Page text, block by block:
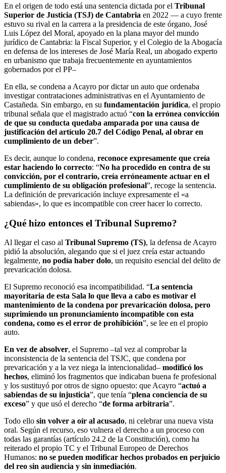
En el origen de todo está una sentencia dictada por el Tribunal
Superior de Justicia (TSJ) de Cantabria en 2022 — a cuyo frente
estuvo su rival en la carrera a la presidencia de este órgano, José
Luis López del Moral, apoyado en la plana mayor del mundo
jurídico de Cantabria: la Fiscal Superior, y el Colegio de la Abogacía
en defensa de los intereses de José María Real, un abogado experto
en urbanismo que trabaja frecuentemente en ayuntamientos
gobernados por el PP–
En ella, se condena a Acayro por dictar un auto que ordenaba
investigar contrataciones administrativas en el Ayuntamiento de
Castañeda. Sin embargo, en su fundamentación jurídica, el propio
tribunal señala que el magistrado actuó “con la errónea convicción
de que su conducta quedaba amparada por una causa de
justificación del artículo 20.7 del Código Penal, al obrar en
cumplimiento de un deber”.
Es decir, aunque lo condena, reconoce expresamente que creía
estar haciendo lo correcto: “No ha procedido en contra de su
convicción, por el contrario, creía erróneamente actuar en el
cumplimiento de su obligación profesional”, recoge la sentencia.
La definición de prevaricación incluye expresamente el «a
sabiendas», lo que es incompatible con creer hacer lo correcto.
¿Qué hizo entonces el Tribunal Supremo?
Al llegar el caso al Tribunal Supremo (TS), la defensa de Acayro
pidió la absolución, alegando que si el juez creía estar actuando
legalmente, no podía haber dolo, un requisito esencial del delito de
prevaricación dolosa.
El Supremo reconoció esa incompatibilidad. “La sentencia
mayoritaria de esta Sala lo que lleva a cabo es motivar el
mantenimiento de la condena por prevaricación dolosa, pero
suprimiendo un pronunciamiento incompatible con esta
condena, como es el error de prohibición”, se lee en el propio
auto.
En vez de absolver, el Supremo –tal vez al comprobar la
inconsistencia de la sentencia del TSJC, que condena por
prevaricación y a la vez niega la intencionalidad– modificó los
hechos, eliminó los fragmentos que indicaban buena fe profesional
y los sustituyó por otros de signo opuesto: que Acayro “actuó a
sabiendas de su injusticia”, que tenía “plena conciencia de su
exceso” y que usó el derecho “de forma arbitraria”.
Todo ello sin volver a oír al acusado, ni celebrar una nueva vista
oral. Según el recurso, eso vulnera el derecho a un proceso con
todas las garantías (artículo 24.2 de la Constitución), como ha
reiterado el propio TC y el Tribunal Europeo de Derechos
Humanos: no se pueden modificar hechos probados en perjuicio
del reo sin audiencia y sin inmediación.